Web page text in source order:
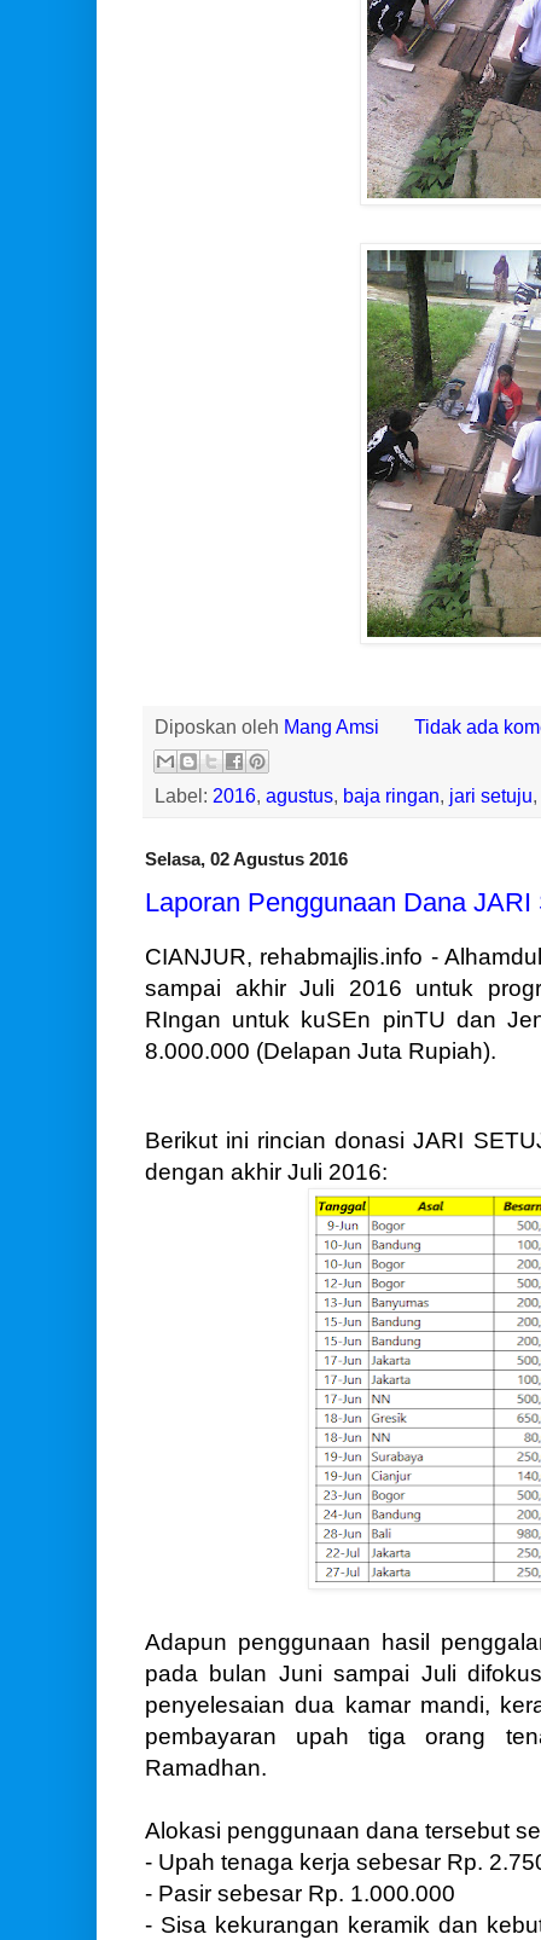
Diposkan oleh Mang Amsi Tidak ada
Label: 2016, agustus, baja ringan, jari setuju,
Selasa, 02 Agustus 2016
Laporan Penggunaan Dana
CIANJUR, rehabmajlis.info -
sampai akhir Juli 2016 untuk
RIngan untuk kuSEn pinTU dan
8.000.000 (Delapan Juta Rupiah).
Berikut ini rincian donasi JARI
dengan akhir Juli 2016:
Adapun penggunaan hasil
pada bulan Juni sampai Juli
penyelesaian dua kamar mandi,
pembayaran upah tiga orang
Ramadhan.
Alokasi penggunaan dana tersebut
- Upah tenaga kerja sebesar Rp.
- Pasir sebesar Rp. 1.000.000
- Sisa kekurangan keramik dan